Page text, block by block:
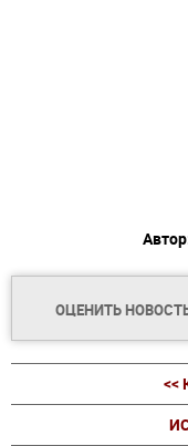
ОЦЕНИТЬ
<<